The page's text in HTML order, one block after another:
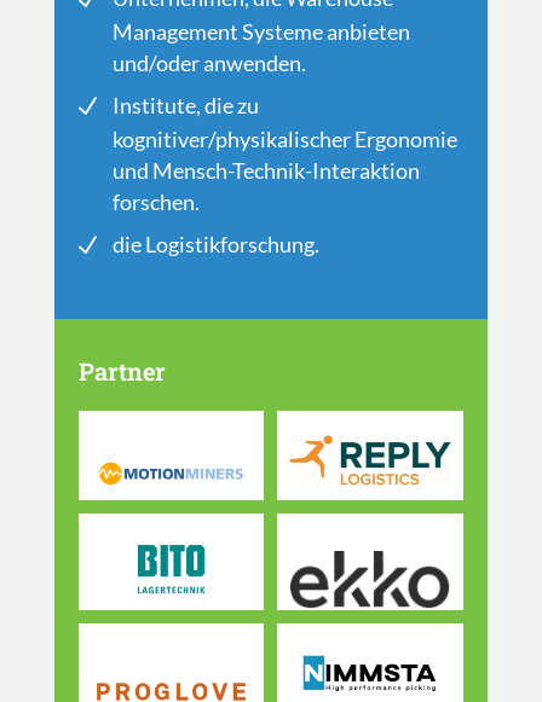
Management Systeme anbieten
und/oder anwenden.
Institute, die zu
kognitiver/physikalischer Ergonomie
und Mensch-Technik-Interaktion
forschen.
die Logistikforschung.
Partner